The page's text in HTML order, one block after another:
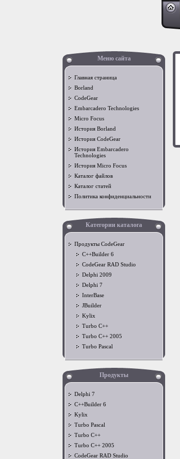
Меню сайта
Главная страница
Borland
CodeGear
Embarcadero Technologies
Micro Focus
История Borland
История CodeGear
История Embarcadero
Technologies
История Micro Focus
Каталог файлов
Каталог статей
Политика конфиденциальности
Категории каталога
Продукты CodeGear
C++Builder 6
CodeGear RAD Studio
Delphi 2009
Delphi 7
InterBase
JBuilder
Kylix
Turbo C++
Turbo C++ 2005
Turbo Pascal
Продукты
Delphi 7
C++Builder 6
Kylix
Turbo Pascal
Turbo C++
Turbo C++ 2005
CodeGear RAD Studio